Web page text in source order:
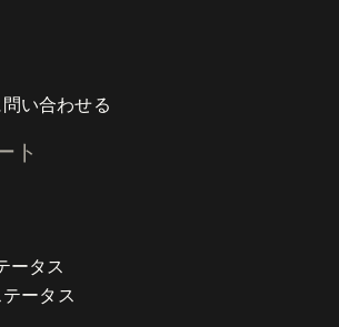
い合わせる
ト
ータス
ータス